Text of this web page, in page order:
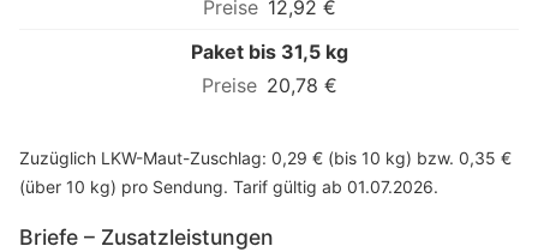
12,92 €
Paket bis 31,5 kg
20,78 €
Zuzüglich LKW-Maut-Zuschlag: 0,29 € (bis 10 kg) bzw. 0,35 €
(über 10 kg) pro Sendung. Tarif gültig ab 01.07.2026.
Briefe – Zusatzleistungen